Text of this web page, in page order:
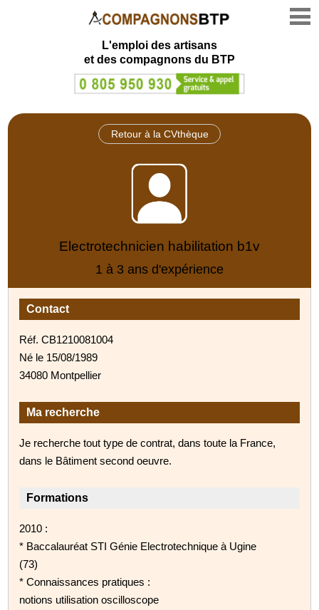
L'emploi des artisans
et des compagnons du BTP
Retour à la CVthèque
Electrotechnicien habilitation b1v
1 à 3 ans d'expérience
Contact
Réf. CB1210081004
Né le 15/08/1989
34080 Montpellier
Ma recherche
Je recherche tout type de contrat, dans toute la France,
dans le Bâtiment second oeuvre.
Formations
2010 :
* Baccalauréat STI Génie Electrotechnique à Ugine
(73)
* Connaissances pratiques :
notions utilisation oscilloscope